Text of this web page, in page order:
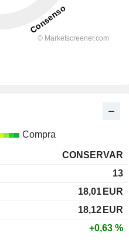
Compra
CONSERVAR
13
18,01 EUR
18,12 EUR
+0,63 %